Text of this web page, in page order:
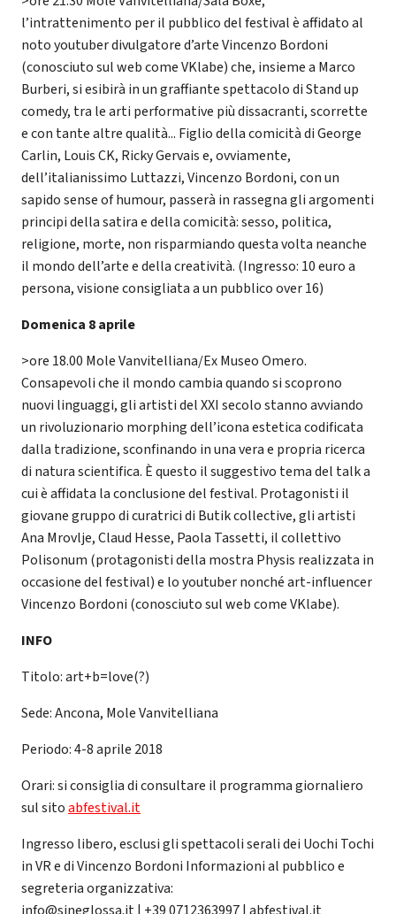
l’intrattenimento per il pubblico del festival è affidato al
noto youtuber divulgatore d’arte Vincenzo Bordoni
(conosciuto sul web come VKlabe) che, insieme a Marco
Burberi, si esibirà in un graffiante spettacolo di Stand up
comedy, tra le arti performative più dissacranti, scorrette
e con tante altre qualità... Figlio della comicità di George
Carlin, Louis CK, Ricky Gervais e, ovviamente,
dell’italianissimo Luttazzi, Vincenzo Bordoni, con un
sapido sense of humour, passerà in rassegna gli argomenti
principi della satira e della comicità: sesso, politica,
religione, morte, non risparmiando questa volta neanche
il mondo dell’arte e della creatività. (Ingresso: 10 euro a
persona, visione consigliata a un pubblico over 16)
Domenica 8 aprile
>ore 18.00 Mole Vanvitelliana/Ex Museo Omero.
Consapevoli che il mondo cambia quando si scoprono
nuovi linguaggi, gli artisti del XXI secolo stanno avviando
un rivoluzionario morphing dell’icona estetica codificata
dalla tradizione, sconfinando in una vera e propria ricerca
di natura scientifica. È questo il suggestivo tema del talk a
cui è affidata la conclusione del festival. Protagonisti il
giovane gruppo di curatrici di Butik collective, gli artisti
Ana Mrovlje, Claud Hesse, Paola Tassetti, il collettivo
Polisonum (protagonisti della mostra Physis realizzata in
occasione del festival) e lo youtuber nonché art-influencer
Vincenzo Bordoni (conosciuto sul web come VKlabe).
INFO
Titolo: art+b=love(?)
Sede: Ancona, Mole Vanvitelliana
Periodo: 4-8 aprile 2018
Orari: si consiglia di consultare il programma giornaliero
sul sitoabfestival.it
Ingresso libero, esclusi gli spettacoli serali dei Uochi Tochi
in VR e di Vincenzo Bordoni Informazioni al pubblico e
segreteria organizzativa: